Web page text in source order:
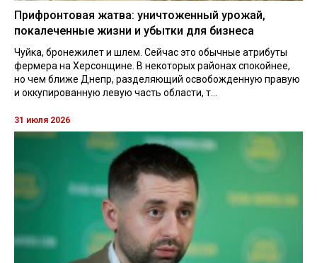
Прифронтовая жатва: уничтоженный урожай,
покалеченные жизни и убытки для бизнеса
Чуйка, бронежилет и шлем. Сейчас это обычные атрибуты
фермера на Херсонщине. В некоторых районах спокойнее,
но чем ближе Днепр, разделяющий освобожденную правую
и оккупированную левую часть области, т...
31 июля 2026